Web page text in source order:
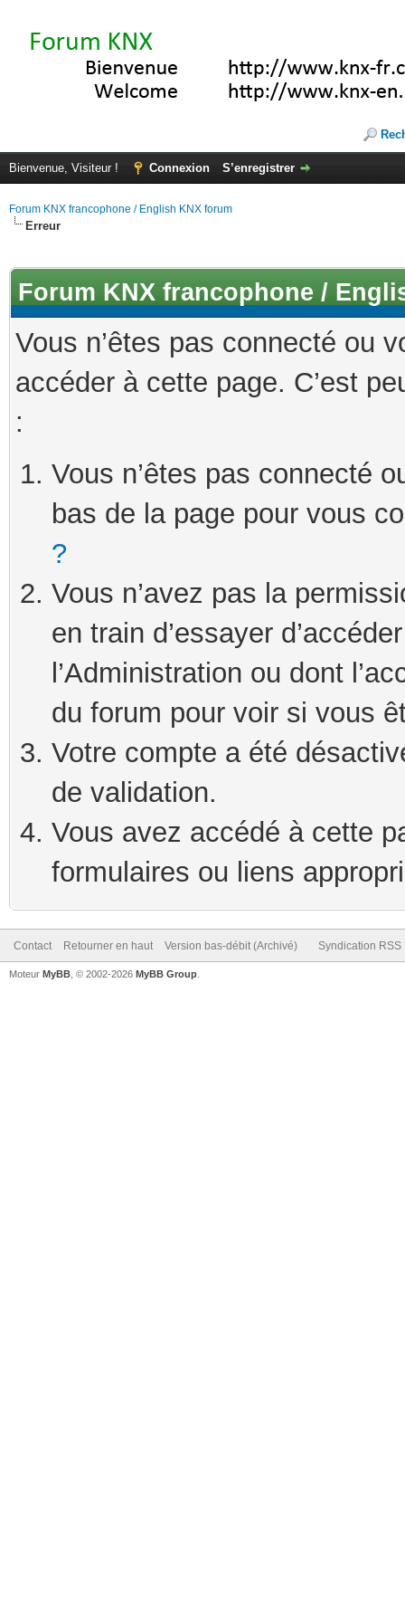
Bienvenue, Visiteur ! Connexion S’enregistrer
Forum KNX francophone / English KNX forum
Erreur
Forum KNX francophone /
Vous n’êtes pas connecté ou
accéder à cette page. C’est
:
Vous n’êtes pas connecté
bas de la page pour vous
?
Vous n’avez pas la
en train d’essayer
l’Administration ou dont
du forum pour voir si vous
Votre compte a été
de validation.
Vous avez accédé à cette
formulaires ou liens
Contact Retourner en haut Version bas-débit (Archivé) Syndication RSS
Moteur MyBB , © 2002-2026 MyBB Group